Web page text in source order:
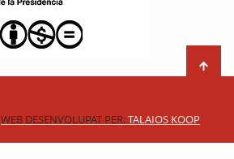
WEB DESENVOLUPAT PER:TALAIOS KOOP